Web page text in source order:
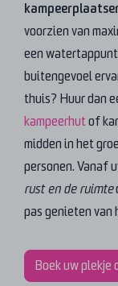
voorzien van
een
buitengevoel
thuis? Huur dan
kampeerhut of
midden in het
personen. Vanaf
rust en de ruimte
pas genieten van
Boek uw plekje